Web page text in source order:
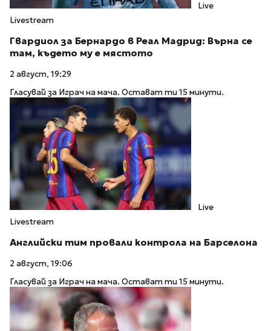
Live
Livestream
Гвардиол за Бернардо в Реал Мадрид: Върна се
там, където му е мястото
2 август, 19:29
Гласувай за Играч на мача. Остават ти 15 минути.
Live
Livestream
Английски тим провали контрола на Барселона
2 август, 19:06
Гласувай за Играч на мача. Остават ти 15 минути.